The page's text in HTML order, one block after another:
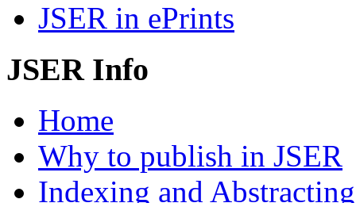
JSER in ePrints
JSER Info
Home
Why to publish in JSER
Indexing and Abstracting